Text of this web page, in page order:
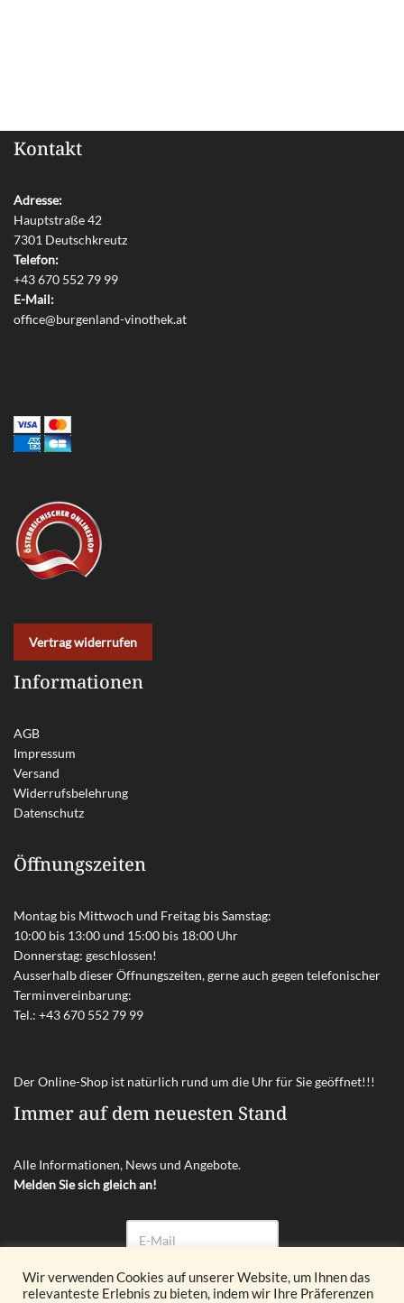
Kontakt
Adresse:
Hauptstraße 42
7301 Deutschkreutz
Telefon:
+43 670 552 79 99
E-Mail:
office@burgenland-vinothek.at
Vertrag widerrufen
Informationen
AGB
Impressum
Versand
Widerrufsbelehrung
Datenschutz
Öffnungszeiten
Montag bis Mittwoch und Freitag bis Samstag:
10:00 bis 13:00 und 15:00 bis 18:00 Uhr
Donnerstag: geschlossen!
Ausserhalb dieser Öffnungszeiten, gerne auch gegen telefonischer
Terminvereinbarung:
Tel.: +43 670 552 79 99
Der Online-Shop ist natürlich rund um die Uhr für Sie geöffnet!!!
Immer auf dem neuesten Stand
Alle Informationen, News und Angebote.
Melden Sie sich gleich an!
Abonnieren
Wir verwenden Cookies auf unserer Website, um Ihnen das
relevanteste Erlebnis zu bieten, indem wir Ihre Präferenzen